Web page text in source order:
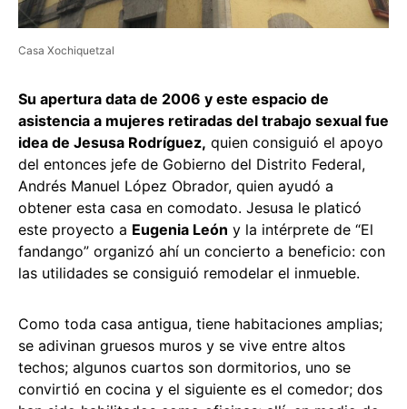
Casa Xochiquetzal
Su apertura data de 2006 y este espacio de
asistencia a mujeres retiradas del trabajo sexual fue
idea de Jesusa Rodríguez, quien consiguió el apoyo
del entonces jefe de Gobierno del Distrito Federal,
Andrés Manuel López Obrador, quien ayudó a
obtener esta casa en comodato. Jesusa le platicó
este proyecto a Eugenia León y la intérprete de “El
fandango” organizó ahí un concierto a beneficio: con
las utilidades se consiguió remodelar el inmueble.
Como toda casa antigua, tiene habitaciones amplias;
se adivinan gruesos muros y se vive entre altos
techos; algunos cuartos son dormitorios, uno se
convirtió en cocina y el siguiente es el comedor; dos